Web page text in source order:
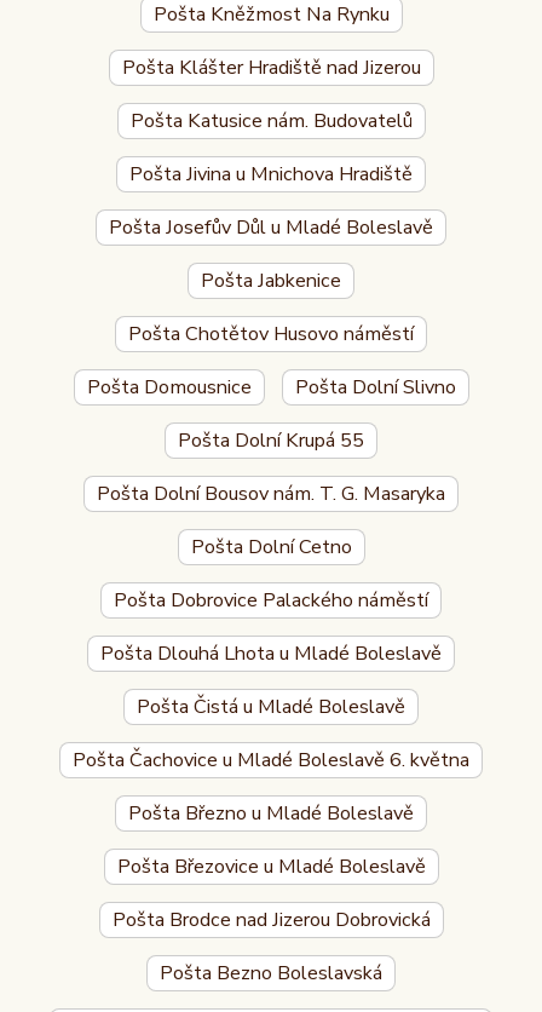
Pošta Kněžmost Na Rynku
Pošta Klášter Hradiště nad Jizerou
Pošta Katusice nám. Budovatelů
Pošta Jivina u Mnichova Hradiště
Pošta Josefův Důl u Mladé Boleslavě
Pošta Jabkenice
Pošta Chotětov Husovo náměstí
Pošta Domousnice
Pošta Dolní Slivno
Pošta Dolní Krupá 55
Pošta Dolní Bousov nám. T. G. Masaryka
Pošta Dolní Cetno
Pošta Dobrovice Palackého náměstí
Pošta Dlouhá Lhota u Mladé Boleslavě
Pošta Čistá u Mladé Boleslavě
Pošta Čachovice u Mladé Boleslavě 6. května
Pošta Březno u Mladé Boleslavě
Pošta Březovice u Mladé Boleslavě
Pošta Brodce nad Jizerou Dobrovická
Pošta Bezno Boleslavská